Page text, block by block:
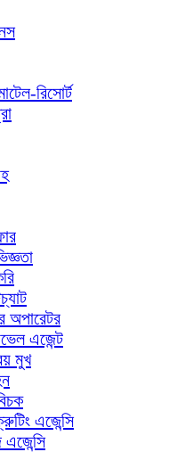
রিসোর্ট
অপারেটর
এজেন্ট
মুখ
এজেন্সি